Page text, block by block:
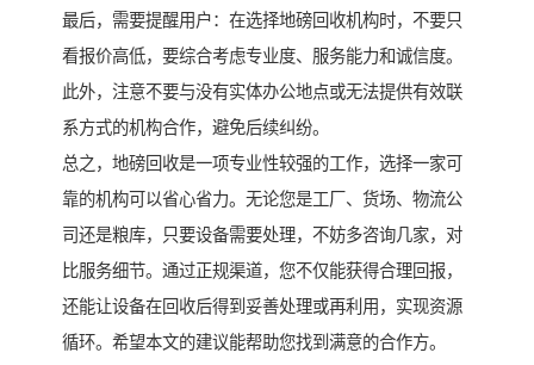
最后，需要提醒用户：在选择地磅回收机构时，不要只
看报价高低，要综合考虑专业度、服务能力和诚信度。
此外，注意不要与没有实体办公地点或无法提供有效联
系方式的机构合作，避免后续纠纷。
总之，地磅回收是一项专业性较强的工作，选择一家可
靠的机构可以省心省力。无论您是工厂、货场、物流公
司还是粮库，只要设备需要处理，不妨多咨询几家，对
比服务细节。通过正规渠道，您不仅能获得合理回报，
还能让设备在回收后得到妥善处理或再利用，实现资源
循环。希望本文的建议能帮助您找到满意的合作方。